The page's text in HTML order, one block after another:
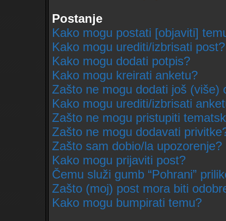
Postanje
Kako mogu postati [objaviti]
Kako mogu urediti/izbrisati post?
Kako mogu dodati potpis?
Kako mogu kreirati anketu?
Zašto ne mogu dodati još (više)
Kako mogu urediti/izbrisati
Zašto ne mogu pristupiti
Zašto ne mogu dodavati
Zašto sam dobio/la upozorenje?
Kako mogu prijaviti post?
Čemu služi gumb “Pohrani”
Zašto (moj) post mora biti
Kako mogu bumpirati temu?